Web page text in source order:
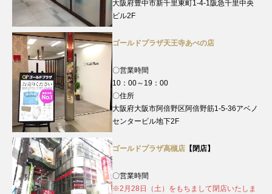
大阪府豊中市新千里東町1-4-1阪急千里中央
ビル2F
ゴールドプラザ天王寺あべの店
〇営業時間
10：00～19：00
〇住所
大阪府大阪市阿倍野区阿倍野筋1-5-36アベノ
センタービル地下2F
ゴールドプラザ高槻店 【閉店】
〇営業時間
※2月28日（土）をもちまして閉店いたしま